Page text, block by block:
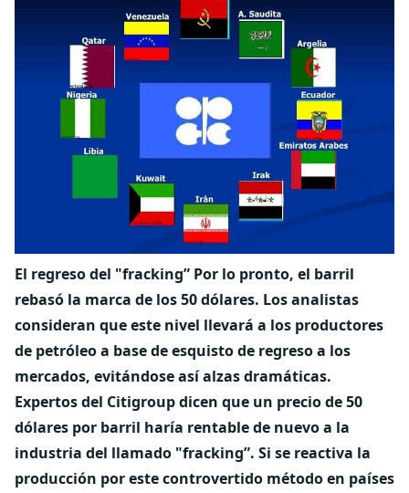
El regreso del "fracking” Por lo pronto, el barril
rebasó la marca de los 50 dólares. Los analistas
consideran que este nivel llevará a los productores
de petróleo a base de esquisto de regreso a los
mercados, evitándose así alzas dramáticas.
Expertos del Citigroup dicen que un precio de 50
dólares por barril haría rentable de nuevo a la
industria del llamado "fracking”. Si se reactiva la
producción por este controvertido método en países